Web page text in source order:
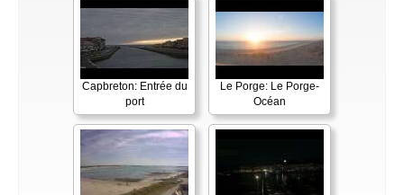
Capbreton: Entrée du
port
Le Porge: Le Porge-
Océan